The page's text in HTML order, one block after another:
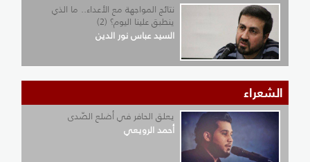
نتائج المواجهة مع الأعداء.. ما الذي
ينطبق علينا اليوم؟ (2)
السيد عباس نور الدين
الشعراء
يعلق الحافر في أضلع الصّدى
أحمد الرويعي